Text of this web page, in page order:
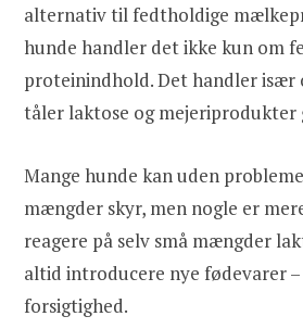
alternativ til fedtholdige
hunde handler det ikke kun om
proteinindhold. Det handler især
tåler laktose og mejeriprodukter
Mange hunde kan uden
mængder skyr, men nogle er
reagere på selv små mængder
altid introducere nye fødevarer –
forsigtighed.